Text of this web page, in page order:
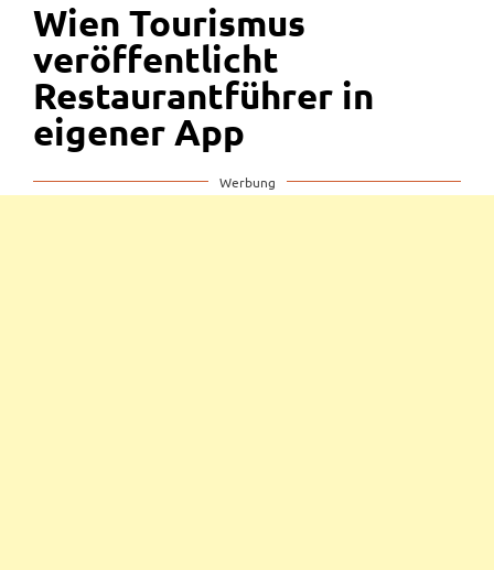
Wien Tourismus
veröffentlicht
Restaurantführer in
eigener App
Werbung